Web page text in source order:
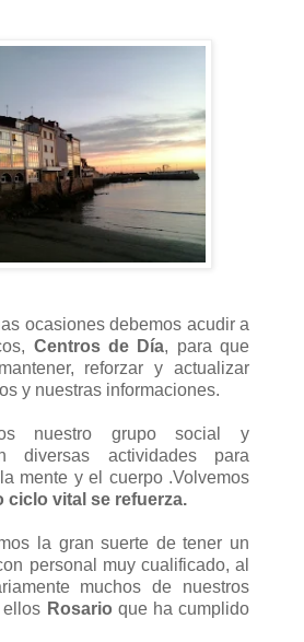
ocasiones debemos acudir a
Centros de Día, para que
reforzar y actualizar
y nuestras informaciones.
nuestro grupo social y
diversas actividades para
mente y el cuerpo .Volvemos
ciclo vital se refuerza.
la gran suerte de tener un
personal muy cualificado, al
muchos de nuestros
ellos Rosario que ha cumplido